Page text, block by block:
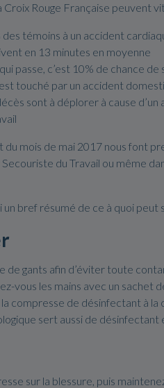
Croix Rouge Française peuvent
témoins à un accident
en 13 minutes en moyenne
passe, c’est 10% de chance
touché par un accident
sont à déplorer à cause
du mois de mai 2017 nous font
du Travail ou même
un bref résumé de ce à quoi
de gants afin d’éviter toute
vous les mains avec un sachet
compresse de désinfectant à
sert aussi de désinfectant
sur la blessure, puis